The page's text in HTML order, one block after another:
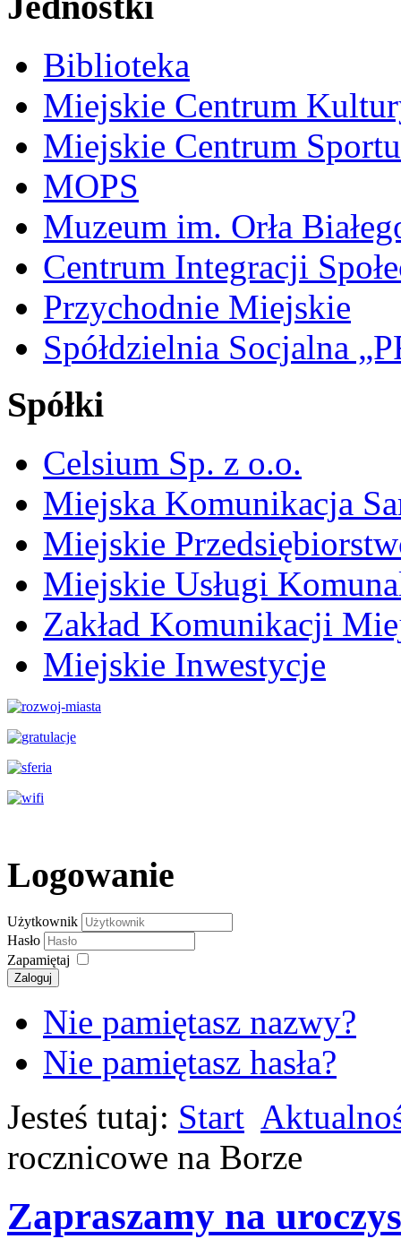
Biblioteka
Miejskie Centrum
Miejskie Centrum
MOPS
Muzeum im. Orła
Centrum Integracji
Przychodnie Miejskie
Spółdzielnia Socjalna
Spółki
Celsium Sp. z o.o.
Miejska Komunikacja
Miejskie
Miejskie Usługi
Zakład Komunikacji
Miejskie Inwestycje
Logowanie
Użytkownik
Hasło
Zapamiętaj
Zaloguj
Nie pamiętasz nazwy?
Nie pamiętasz hasła?
Jesteś tutaj: Start
rocznicowe na Borze
Zapraszamy na